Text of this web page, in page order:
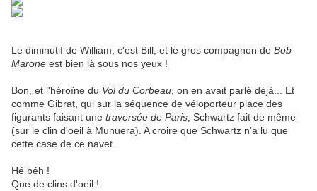
Le diminutif de William, c'est Bill, et le gros compagnon de Bob
Marone est bien là sous nos yeux !
Bon, et l'héroïne du Vol du Corbeau , on en avait parlé déjà... Et
comme Gibrat, qui sur la séquence de véloporteur place des
figurants faisant une traversée de Paris , Schwartz fait de même
(sur le clin d'oeil à Munuera). A croire que Schwartz n'a lu que
cette case de ce navet.
Hé béh !
Que de clins d'oeil !